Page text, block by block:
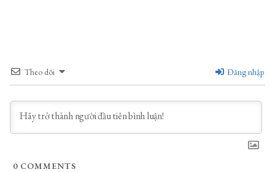
Theo dõi Đăng nhập
0 COMMENTS